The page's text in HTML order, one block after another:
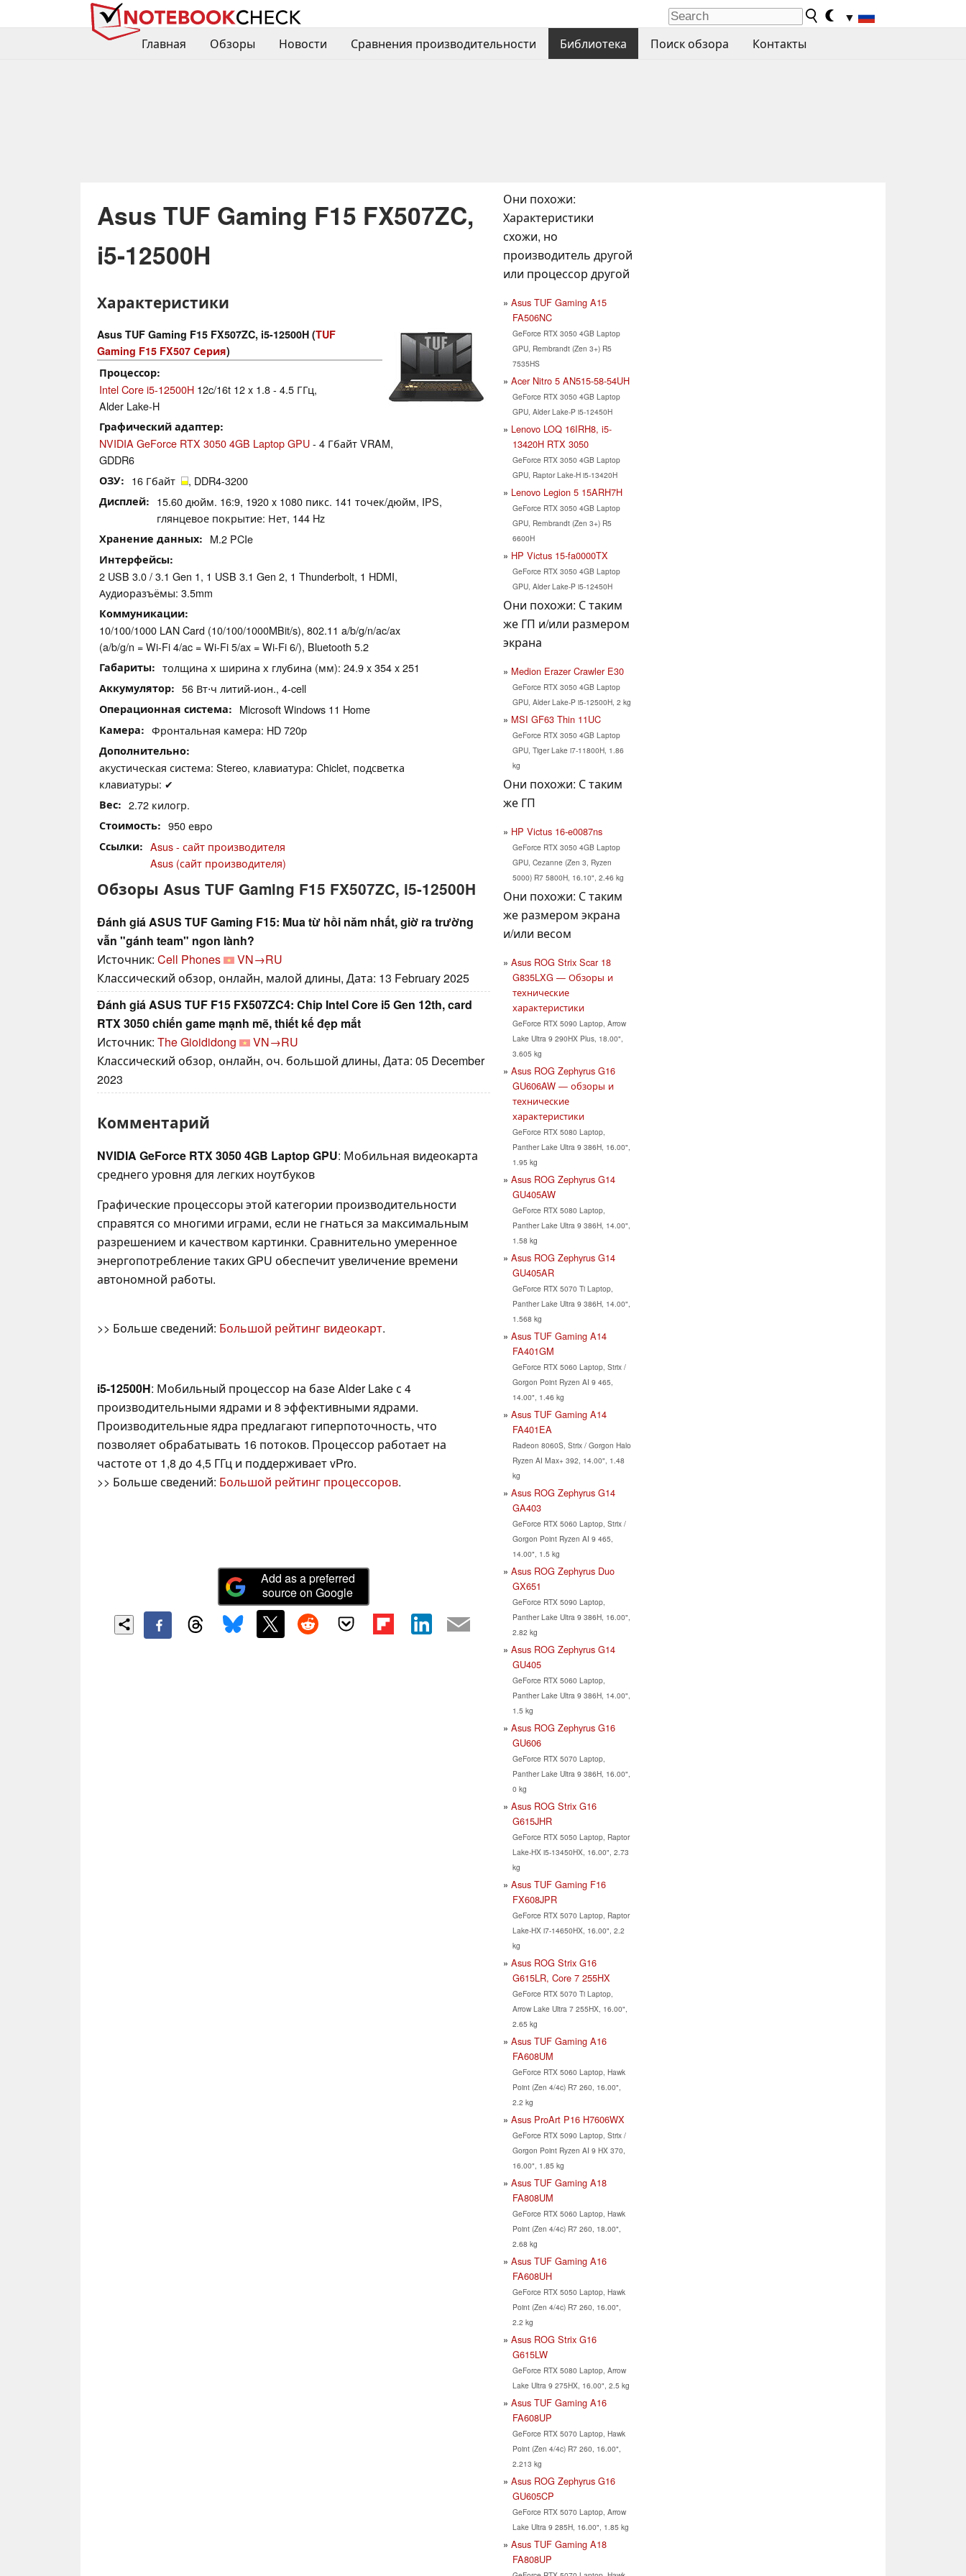
▼
Главная
Обзоры Новости Сравнения производительности Библиотека Поиск обзора Контакты
Asus TUF Gaming F15 FX507ZC,
i5-12500H
Характеристики
Asus TUF Gaming F15 FX507ZC, i5-12500H (TUF
Gaming F15 FX507 Серия)
Процессор
Intel Core i5-12500H 12c/16t 12 x 1.8 - 4.5 ГГц,
Alder Lake-H
Графический адаптер
NVIDIA GeForce RTX 3050 4GB Laptop GPU- 4 Гбайт VRAM,
GDDR6
ОЗУ 16 Гбайт , DDR4-3200
Дисплей
15.60 дюйм. 16:9, 1920 x 1080 пикс. 141 точек/дюйм, IPS,
глянцевое покрытие: Нет, 144 Hz
Хранение данных M.2 PCIe
Интерфейсы
2 USB 3.0 / 3.1 Gen 1, 1 USB 3.1 Gen 2, 1 Thunderbolt, 1 HDMI,
Аудиоразъёмы: 3.5mm
Коммуникации
10/100/1000 LAN Card (10/100/1000MBit/s), 802.11 a/b/g/n/ac/ax
(a/b/g/n = Wi-Fi 4/ac = Wi-Fi 5/ax = Wi-Fi 6/), Bluetooth 5.2
Габариты толщина х ширина х глубина (мм): 24.9 x 354 x 251
Аккумулятор 56 Вт⋅ч литий-ион., 4-cell
Операционная система Microsoft Windows 11 Home
Камера Фронтальная камера: HD 720p
Дополнительно
акустическая система: Stereo, клавиатура: Chiclet, подсветка
клавиатуры: ✔
Вес 2.72 килогр.
Стоимость 950 евро
Ссылки
Asus - сайт производителя
Asus (сайт производителя)
Обзоры Asus TUF Gaming F15 FX507ZC, i5-12500H
Đánh giá ASUS TUF Gaming F15: Mua từ hồi năm nhất, giờ ra trường
vẫn "gánh team" ngon lành?
Источник: Cell Phones
VN→RU
Классический обзор, онлайн, малой длины, Дата: 13 February 2025
Đánh giá ASUS TUF F15 FX507ZC4: Chip Intel Core i5 Gen 12th, card
RTX 3050 chiến game mạnh mẽ, thiết kế đẹp mắt
Источник: The Gioididong
VN→RU
Классический обзор, онлайн, оч. большой длины, Дата: 05 December
2023
Комментарий
NVIDIA GeForce RTX 3050 4GB Laptop GPU: Мобильная видеокарта
среднего уровня для легких ноутбуков
Графические процессоры этой категории производительности
справятся со многими играми, если не гнаться за максимальным
разрешением и качеством картинки. Сравнительно умеренное
энергопотребление таких GPU обеспечит увеличение времени
автономной работы.
>> Больше сведений: Большой рейтинг видеокарт.
i5-12500H: Мобильный процессор на базе Alder Lake с 4
производительными ядрами и 8 эффективными ядрами.
Производительные ядра предлагают гиперпоточность, что
позволяет обрабатывать 16 потоков. Процессор работает на
частоте от 1,8 до 4,5 ГГц и поддерживает vPro.
>> Больше сведений: Большой рейтинг процессоров.
Add as a preferred
source on Google
Они похожи:
Характеристики
схожи, но
производитель другой
или процессор другой
Asus TUF Gaming A15
FA506NC
GeForce RTX 3050 4GB Laptop
GPU, Rembrandt (Zen 3+) R5
7535HS
Acer Nitro 5 AN515-58-54UH
GeForce RTX 3050 4GB Laptop
GPU, Alder Lake-P i5-12450H
Lenovo LOQ 16IRH8, i5-
13420H RTX 3050
GeForce RTX 3050 4GB Laptop
GPU, Raptor Lake-H i5-13420H
Lenovo Legion 5 15ARH7H
GeForce RTX 3050 4GB Laptop
GPU, Rembrandt (Zen 3+) R5
6600H
HP Victus 15-fa0000TX
GeForce RTX 3050 4GB Laptop
GPU, Alder Lake-P i5-12450H
Они похожи: С таким
же ГП и/или размером
экрана
Medion Erazer Crawler E30
GeForce RTX 3050 4GB Laptop
GPU, Alder Lake-P i5-12500H, 2 kg
MSI GF63 Thin 11UC
GeForce RTX 3050 4GB Laptop
GPU, Tiger Lake i7-11800H, 1.86
kg
Они похожи: С таким
же ГП
HP Victus 16-e0087ns
GeForce RTX 3050 4GB Laptop
GPU, Cezanne (Zen 3, Ryzen
5000) R7 5800H, 16.10", 2.46 kg
Они похожи: С таким
же размером экрана
и/или весом
Asus ROG Strix Scar 18
G835LXG — Обзоры и
технические
характеристики
GeForce RTX 5090 Laptop, Arrow
Lake Ultra 9 290HX Plus, 18.00",
3.605 kg
Asus ROG Zephyrus G16
GU606AW — обзоры и
технические
характеристики
GeForce RTX 5080 Laptop,
Panther Lake Ultra 9 386H, 16.00",
1.95 kg
Asus ROG Zephyrus G14
GU405AW
GeForce RTX 5080 Laptop,
Panther Lake Ultra 9 386H, 14.00",
1.58 kg
Asus ROG Zephyrus G14
GU405AR
GeForce RTX 5070 Ti Laptop,
Panther Lake Ultra 9 386H, 14.00",
1.568 kg
Asus TUF Gaming A14
FA401GM
GeForce RTX 5060 Laptop, Strix /
Gorgon Point Ryzen AI 9 465,
14.00", 1.46 kg
Asus TUF Gaming A14
FA401EA
Radeon 8060S, Strix / Gorgon Halo
Ryzen AI Max+ 392, 14.00", 1.48
kg
Asus ROG Zephyrus G14
GA403
GeForce RTX 5060 Laptop, Strix /
Gorgon Point Ryzen AI 9 465,
14.00", 1.5 kg
Asus ROG Zephyrus Duo
GX651
GeForce RTX 5090 Laptop,
Panther Lake Ultra 9 386H, 16.00",
2.82 kg
Asus ROG Zephyrus G14
GU405
GeForce RTX 5060 Laptop,
Panther Lake Ultra 9 386H, 14.00",
1.5 kg
Asus ROG Zephyrus G16
GU606
GeForce RTX 5070 Laptop,
Panther Lake Ultra 9 386H, 16.00",
0 kg
Asus ROG Strix G16
G615JHR
GeForce RTX 5050 Laptop, Raptor
Lake-HX i5-13450HX, 16.00", 2.73
kg
Asus TUF Gaming F16
FX608JPR
GeForce RTX 5070 Laptop, Raptor
Lake-HX i7-14650HX, 16.00", 2.2
kg
Asus ROG Strix G16
G615LR, Core 7 255HX
GeForce RTX 5070 Ti Laptop,
Arrow Lake Ultra 7 255HX, 16.00",
2.65 kg
Asus TUF Gaming A16
FA608UM
GeForce RTX 5060 Laptop, Hawk
Point (Zen 4/4c) R7 260, 16.00",
2.2 kg
Asus ProArt P16 H7606WX
GeForce RTX 5090 Laptop, Strix /
Gorgon Point Ryzen AI 9 HX 370,
16.00", 1.85 kg
Asus TUF Gaming A18
FA808UM
GeForce RTX 5060 Laptop, Hawk
Point (Zen 4/4c) R7 260, 18.00",
2.68 kg
Asus TUF Gaming A16
FA608UH
GeForce RTX 5050 Laptop, Hawk
Point (Zen 4/4c) R7 260, 16.00",
2.2 kg
Asus ROG Strix G16
G615LW
GeForce RTX 5080 Laptop, Arrow
Lake Ultra 9 275HX, 16.00", 2.5 kg
Asus TUF Gaming A16
FA608UP
GeForce RTX 5070 Laptop, Hawk
Point (Zen 4/4c) R7 260, 16.00",
2.213 kg
Asus ROG Zephyrus G16
GU605CP
GeForce RTX 5070 Laptop, Arrow
Lake Ultra 9 285H, 16.00", 1.85 kg
Asus TUF Gaming A18
FA808UP